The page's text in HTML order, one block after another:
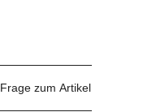
Frage zum Artikel